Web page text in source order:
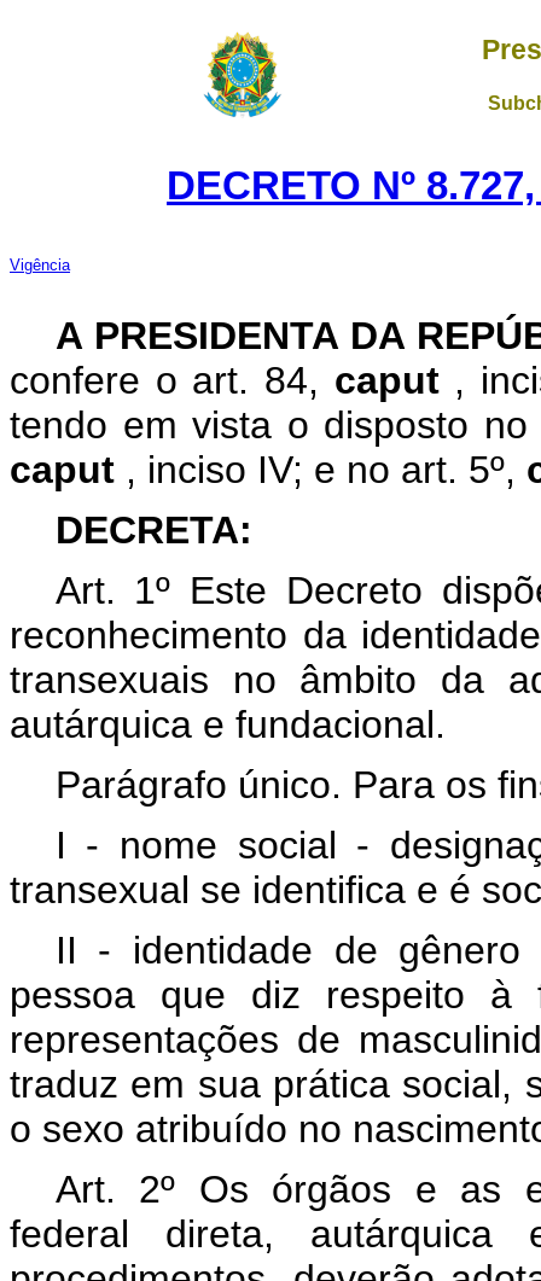
DECRETO Nº
Vigência
A PRESIDENTA DA
confere o art. 84, caput ,
tendo em vista o disposto
caput , inciso IV; e no art. 5º,
DECRETA:
Art. 1º Este Decreto
reconhecimento da
transexuais no âmbito da
autárquica e fundacional.
Parágrafo único. Para os
I - nome social -
transexual se identifica e é
II - identidade de
pessoa que diz respeito à
representações de
traduz em sua prática social,
o sexo atribuído no
Art. 2º Os órgãos e as
federal direta,